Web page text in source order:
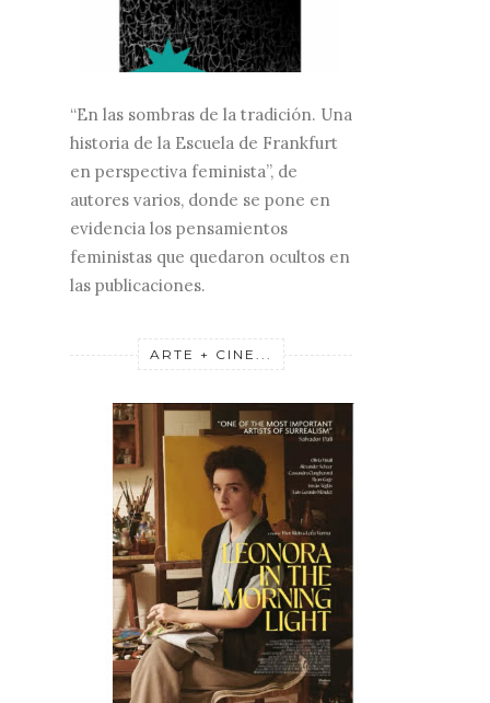
“En las sombras de la tradición. Una
historia de la Escuela de Frankfurt
en perspectiva feminista”, de
autores varios, donde se pone en
evidencia los pensamientos
feministas que quedaron ocultos en
las publicaciones.
ARTE + CINE...